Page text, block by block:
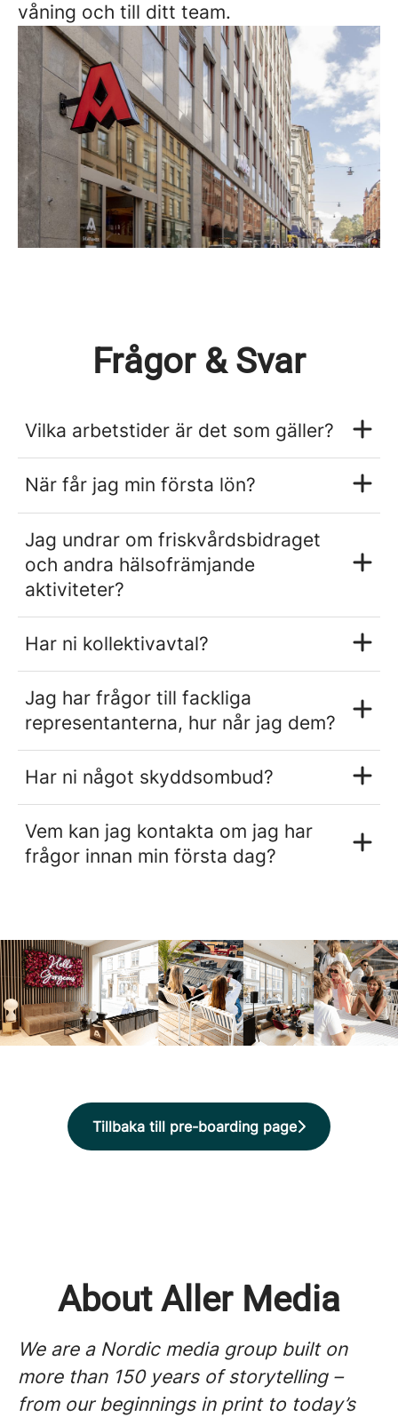
våning och till ditt team.
Frågor & Svar
Vilka arbetstider är det som gäller?
När får jag min första lön?
Jag undrar om friskvårdsbidraget
och andra hälsofrämjande
aktiviteter?
Har ni kollektivavtal?
Jag har frågor till fackliga
representanterna, hur når jag dem?
Har ni något skyddsombud?
Vem kan jag kontakta om jag har
frågor innan min första dag?
Tillbaka till pre-boarding page
About Aller Media
We are a Nordic media group built on
more than 150 years of storytelling –
from our beginnings in print to today’s